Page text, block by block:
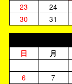
23
24
30
31
日 月
6
7